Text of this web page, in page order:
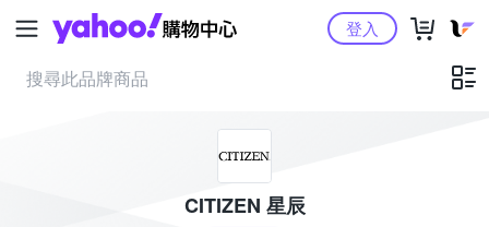
Yahoo購物中心登入
CITIZEN 星辰